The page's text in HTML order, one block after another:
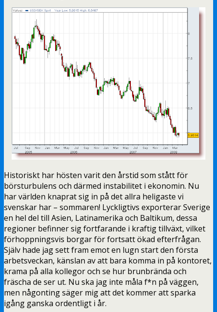
Historiskt har hösten varit den årstid som stått för
börsturbulens och därmed instabilitet i ekonomin. Nu
har världen knaprat sig in på det allra heligaste vi
svenskar har – sommaren! Lyckligtivs exporterar Sverige
en hel del till Asien, Latinamerika och Baltikum, dessa
regioner befinner sig fortfarande i kraftig tillväxt, vilket
förhoppningsvis borgar för fortsatt ökad efterfrågan.
Själv hade jag sett fram emot en lugn start den första
arbetsveckan, känslan av att bara komma in på kontoret,
krama på alla kollegor och se hur brunbrända och
fräscha de ser ut. Nu ska jag inte måla f*n på väggen,
men någonting säger mig att det kommer att sparka
igång ganska ordentligt i år.